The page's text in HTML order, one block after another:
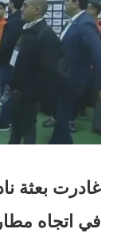
في اتجاه